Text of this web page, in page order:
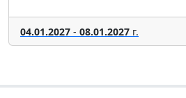
04.01.2027 - 08.01.2027 г.